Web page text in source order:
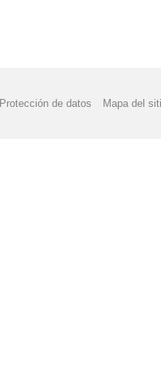
Protección de datos Mapa del